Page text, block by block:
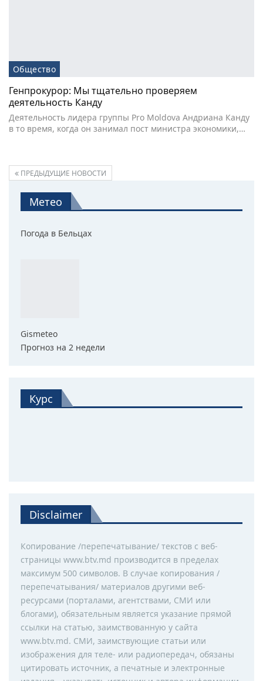
Общество
Генпрокурор: Мы тщательно проверяем
деятельность Канду
Деятельность лидера группы Pro Moldova Андриана Канду
в то время, когда он занимал пост министра экономики,…
ПРЕДЫДУЩИЕ НОВОСТИ
Метео
Погода в Бельцах
Gismeteo
Прогноз на 2 недели
Курс
Disclaimer
Копирование /перепечатывание/ текстов с веб-
страницы www.btv.md производится в пределах
максимум 500 символов. В случае копирования /
перепечатывания/ материалов другими веб-
ресурсами (порталами, агентствами, СМИ или
блогами), обязательным является указание прямой
ссылки на статью, заимствованную у сайта
www.btv.md. СМИ, заимствующие статьи или
изображения для теле- или радиопередач, обязаны
цитировать источник, а печатные и электронные